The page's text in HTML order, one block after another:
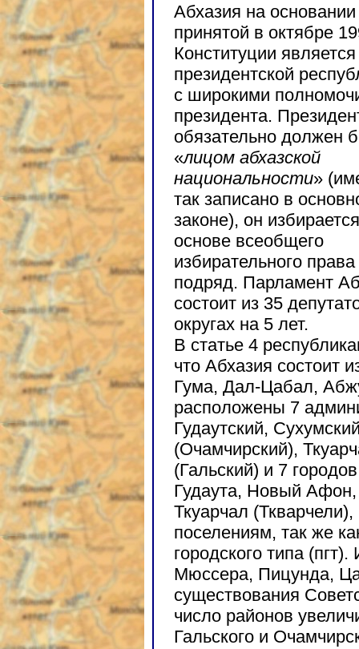
Абхазия на основании
принятой в октябре
Конституции является
президентской
с широкими
президента.
обязательно должен
«лицом абхазской
национальности»
так записано в
законе), он
основе всеобщего
избирательного
подряд. Парламент
состоит из 35
округах на 5 лет.
В статье 4
что Абхазия состоит
Гума, Дал-Цабал,
расположены 7
Гудаутский,
(Очамчирский),
(Гальский) и 7
Гудаута, Новый
Ткуарчал
поселениям, так же
городского типа
Мюссера, Пицунда,
существования
число районов
Гальского и